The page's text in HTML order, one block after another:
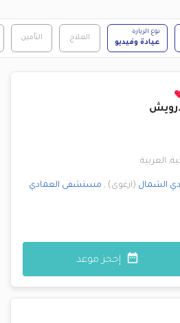
نوع الزيارة
عيادة وفيديو
العلاج التأمين
, العربية
الشمال (ازغوى)
, مستشفى العمادي
إحجز موعد